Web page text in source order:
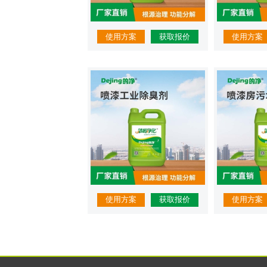
使用方案 获取报价 使用方案
使用方案 获取报价 使用方案